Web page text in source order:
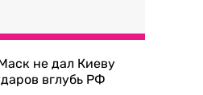
не дал Киеву
вглубь РФ